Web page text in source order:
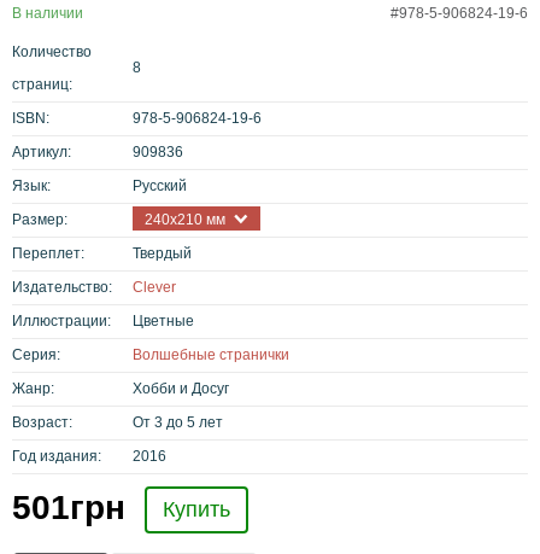
#978-5-906824-19-6
В наличии
Количество
страниц:
8
ISBN:
978-5-906824-19-6
Артикул:
909836
Язык:
Русский
Размер:
240x210 мм
Переплет:
Твердый
Издательство:
Clever
Иллюстрации:
Цветные
Серия:
Волшебные странички
Жанр:
Хобби и Досуг
Возраст:
От 3 до 5 лет
Год издания:
2016
501грн Купить